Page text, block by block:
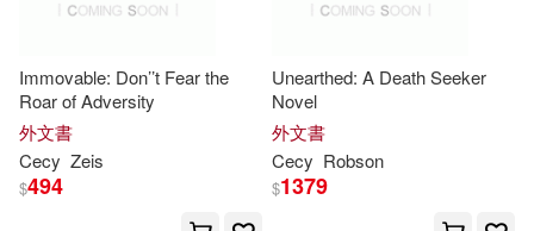
Hoffman(1)
Ingolf (EDT)/ Tanchev(1)
J. L. (EDT)/ Ceci(1)
Immovable: Don’’t Fear the
Roar of Adversity
外文書
Cecy Zeis
$494
Unearthed: A Death Seeker
Novel
外文書
Cecy Robson
$1379